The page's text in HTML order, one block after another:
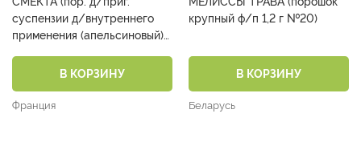
суспензии д/внутреннего
применения (апельсиновый)
В КОРЗИНУ
Франция
крупный ф/п 1,2 г №20)
В КОРЗИНУ
Беларусь